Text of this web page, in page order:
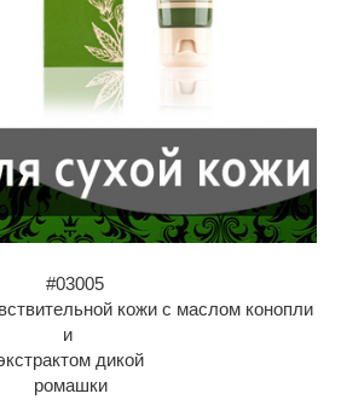
#03005
кожи с маслом конопли
и
дикой
ромашки